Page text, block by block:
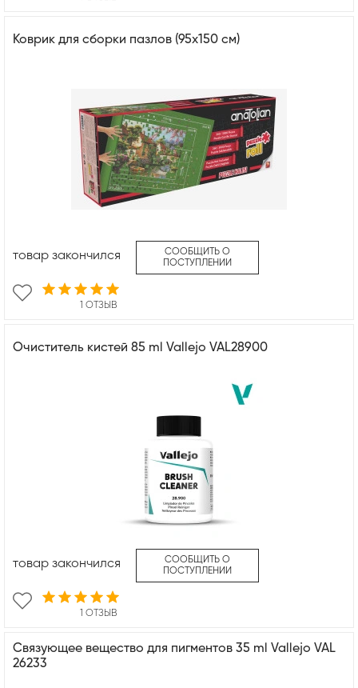
Коврик для сборки пазлов (95х150 см)
1 ОТЗЫВ
товар закончился
СООБЩИТЬ О
ПОСТУПЛЕНИИ
Очиститель кистей 85 ml Vallejo VAL28900
1 ОТЗЫВ
товар закончился
СООБЩИТЬ О
ПОСТУПЛЕНИИ
Связующее вещество для пигментов 35 ml Vallejo VAL
26233